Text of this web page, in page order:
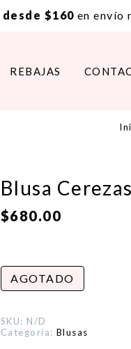
desde $160 en envío
REBAJAS
Blusa
$680.00
AGOTADO
SKU: N/D
Categoría: Blusas